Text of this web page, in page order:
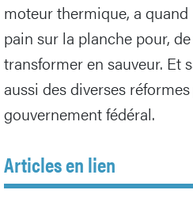
moteur thermique, a
pain sur la planche pour,
transformer en sauveur. Et
aussi des diverses
gouvernement fédéral.
Articles en lien